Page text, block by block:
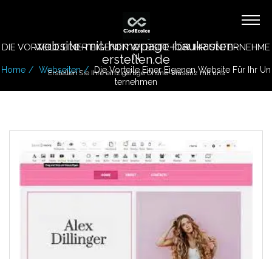
website-mit-homepage-baukasten-
erstellen.de
Erstellen Sie Ihre einzigartige Online-Präsenz mit uns
DIE VORTEILE EINER EIGENEN WEBSITE FÜR IHR UNTERNEHME
N
Home Webseiten
Die Vorteile Einer Eigenen Website Für Ihr Un
Ternehmen